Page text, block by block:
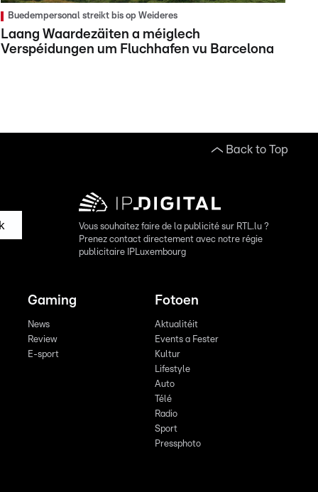
Buedempersonal streikt bis op Weideres
Laang Waardezäiten a méiglech
Verspéidungen um Fluchhafen vu Barcelona
Back to Top
Vous souhaitez faire de la publicité sur RTL.lu ?
Prenez contact directement avec notre régie
publicitaire IPLuxembourg
Gaming
News
Review
E-sport
Fotoen
Aktualitéit
Events a Fester
Kultur
Lifestyle
Auto
Télé
Radio
Sport
Pressphoto